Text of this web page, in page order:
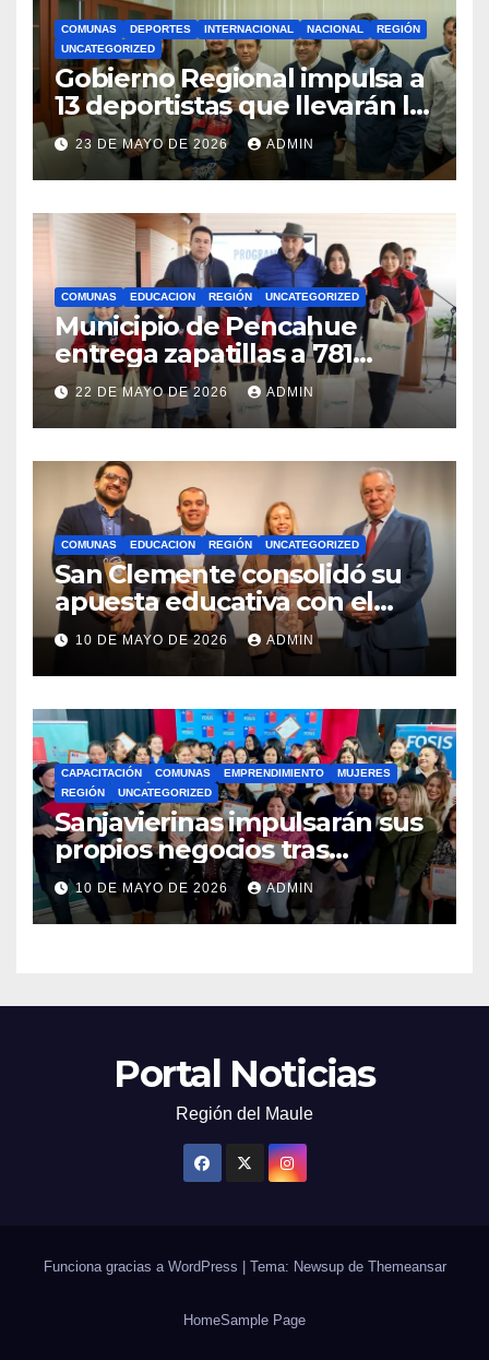
COMUNAS DEPORTES INTERNACIONAL NACIONAL
REGIÓN
UNCATEGORIZED
Gobierno Regional impulsa a
13 deportistas que llevarán la
bandera maulina a
competencias
internacionales
23 DE MAYO DE 2026 ADMIN
COMUNAS EDUCACION REGIÓN UNCATEGORIZED
Municipio de Pencahue
entrega zapatillas a 781
estudiantes con recursos del
Royalty Minero
22 DE MAYO DE 2026 ADMIN
COMUNAS EDUCACION REGIÓN UNCATEGORIZED
San Clemente consolidó su
apuesta educativa con el
lanzamiento del
Preuniversitario Brotes 2026
10 DE MAYO DE 2026 ADMIN
CAPACITACIÓN COMUNAS EMPRENDIMIENTO
MUJERES
REGIÓN
UNCATEGORIZED
Sanjavierinas impulsarán sus
propios negocios tras
capacitarse junto al FOSIS
10 DE MAYO DE 2026 ADMIN
Portal Noticias
Región del Maule
Funciona gracias a WordPress Tema: Newsup de Themeansar
HomeSample Page